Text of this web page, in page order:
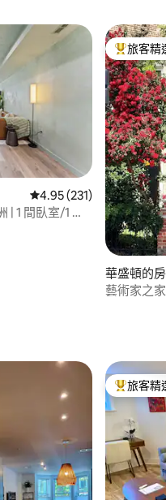
從 231 則評價中獲得
4.95 (231)
| 1 間臥室/1 間
旅客精選
旅客精
華盛頓的
藝術家之家
旅客精選
旅客精